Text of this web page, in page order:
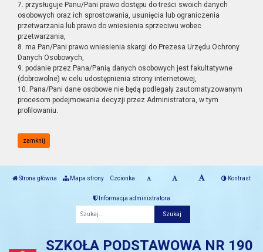
7. przysługuje Panu/Pani prawo dostępu do treści swoich danych
osobowych oraz ich sprostowania, usunięcia lub ograniczenia
przetwarzania lub prawo do wniesienia sprzeciwu wobec
przetwarzania,
8. ma Pan/Pani prawo wniesienia skargi do Prezesa Urzędu Ochrony
Danych Osobowych,
9. podanie przez Pana/Panią danych osobowych jest fakultatywne
(dobrowolne) w celu udostępnienia strony internetowej,
10. Pana/Pani dane osobowe nie będą podlegały zautomatyzowanym
procesom podejmowania decyzji przez Administratora, w tym
profilowaniu.
zamknij
Strona główna Mapa strony Czcionka Kontrast
Informacja administratora
SZKOŁA PODSTAWOWA NR 190